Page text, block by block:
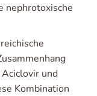
nephrotoxische
und
Kombination